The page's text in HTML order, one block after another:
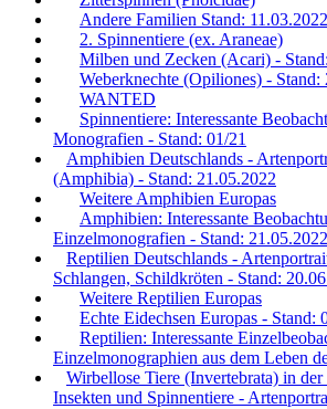
Andere Familien Stand: 11.03.2022
2. Spinnentiere (ex. Araneae)
Milben und Zecken (Acari) -
Weberknechte (Opiliones) - Stand:
WANTED
Spinnentiere: Interessante
Monografien - Stand: 01/21
Amphibien Deutschlands -
(Amphibia) - Stand: 21.05.2022
Weitere Amphibien Europas
Amphibien: Interessante
Einzelmonografien - Stand: 21.05.2022
Reptilien Deutschlands -
Schlangen, Schildkröten - Stand:
Weitere Reptilien Europas
Echte Eidechsen Europas - Stand:
Reptilien: Interessante
Einzelmonographien aus dem Leben
Wirbellose Tiere (Invertebrata) in
Insekten und Spinnentiere -